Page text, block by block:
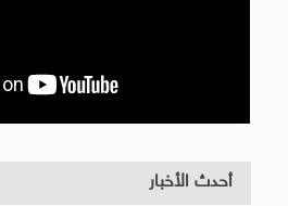
أحدث الأخبار